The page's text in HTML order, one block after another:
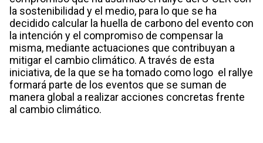
la sostenibilidad y el medio, para lo que se ha
decidido calcular la huella de carbono del evento con
la intención y el compromiso de compensar la
misma, mediante actuaciones que contribuyan a
mitigar el cambio climático. A través de esta
iniciativa, de la que se ha tomado como logo el rallye
formará parte de los eventos que se suman de
manera global a realizar acciones concretas frente
al cambio climático.